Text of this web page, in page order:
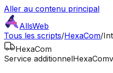
Aller au contenu principal
AllsWeb
Tous les scripts/HexaCom/
HexaCom
Service additionnelHexaCom